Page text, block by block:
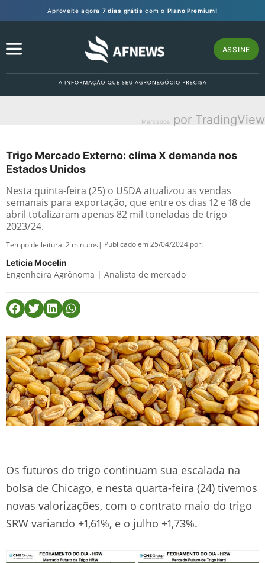
Aproveite agora 7 dias grátis com o Plano Premium!
ASSINE
Mercados por TradingView
Trigo Mercado Externo: clima X demanda nos
Estados Unidos
Nesta quinta-feira (25) o USDA atualizou as vendas
semanais para exportação, que entre os dias 12 e 18 de
abril totalizaram apenas 82 mil toneladas de trigo
2023/24.
Tempo de leitura:2 minutos | Publicado em 25/04/2024 por:
Leticia Mocelin
Engenheira Agrônoma | Analista de mercado
Os futuros do trigo continuam sua escalada na
bolsa de Chicago, e nesta quarta-feira (24) tivemos
novas valorizações, com o contrato maio do trigo
SRW variando +1,61%, e o julho +1,73%.